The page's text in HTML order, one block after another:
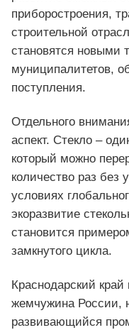
приборостроения,
строительной
становятся новыми
муниципалитетов,
поступления.
Отдельного
аспект. Стекло –
который можно
количество раз без
условиях
экоразвитие
становится
замкнутого цикла.
Краснодарский
жемчужина России,
развивающийся